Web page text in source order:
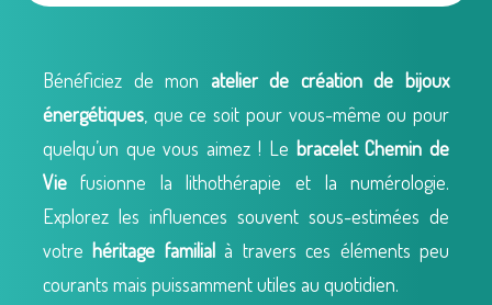
Bénéficiez de mon atelier de création de bijoux
énergétiques, que ce soit pour vous-même ou pour
quelqu’un que vous aimez ! Le bracelet Chemin de
Viefusionne la lithothérapie et la numérologie.
Explorez les influences souvent sous-estimées de
votrehéritage familialà travers ces éléments peu
courants mais puissamment utiles au quotidien.